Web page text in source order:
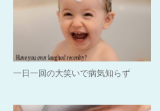
一日一回の大笑いで病気知らず